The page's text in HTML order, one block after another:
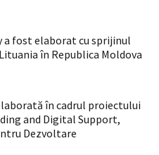
a fost elaborat cu sprijinul
în Republica Moldova
în cadrul proiectului
and Digital Support,
Dezvoltare